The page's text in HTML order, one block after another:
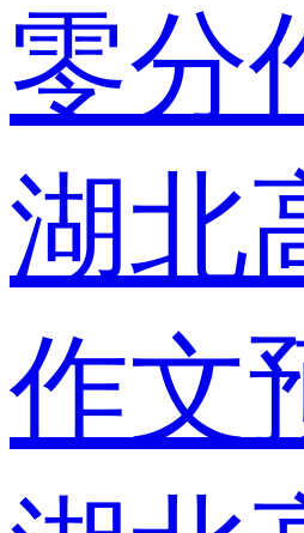
零分
湖北
作文